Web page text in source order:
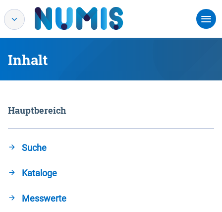
Inhalt
Hauptbereich
Suche
Kataloge
Messwerte